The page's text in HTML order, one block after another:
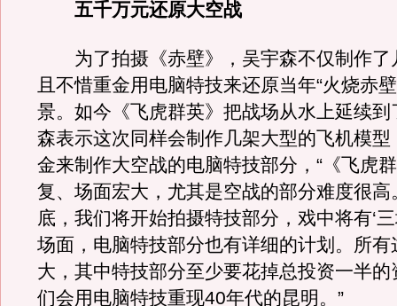
五千万元还原大空战
为了拍摄《赤壁》，吴宇森不仅制作了
且不惜重金用电脑特技来还原当年“火烧赤
景。如今《飞虎群英》把战场从水上延续到
森表示这次同样会制作几架大型的飞机模型
金来制作大空战的电脑特技部分，“《飞虎
复、场面宏大，尤其是空战的部分难度很高
底，我们将开始拍摄特技部分，戏中将有‘
场面，电脑特技部分也有详细的计划。所有
大，其中特技部分至少要花掉总投资一半的
们会用电脑特技重现40年代的昆明。”